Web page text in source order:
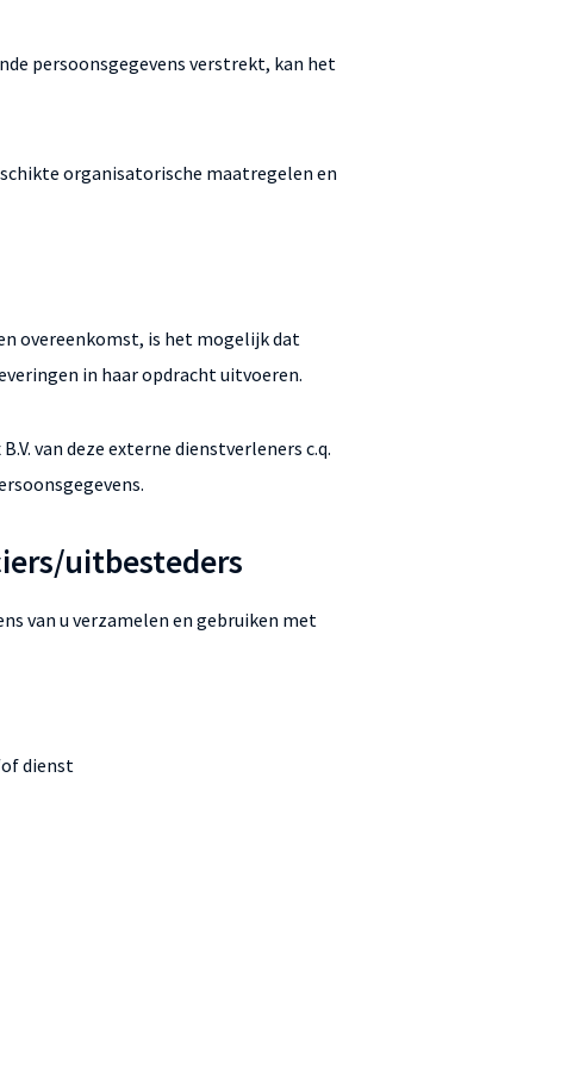
persoonsgegevens verstrekt, kan het
organisatorische maatregelen en
overeenkomst, is het mogelijk dat
in haar opdracht uitvoeren.
van deze externe dienstverleners c.q.
uitbesteders
van u verzamelen en gebruiken met
dienst